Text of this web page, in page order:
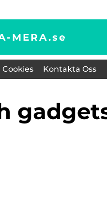
MERA.se
Cookies Kontakta Oss